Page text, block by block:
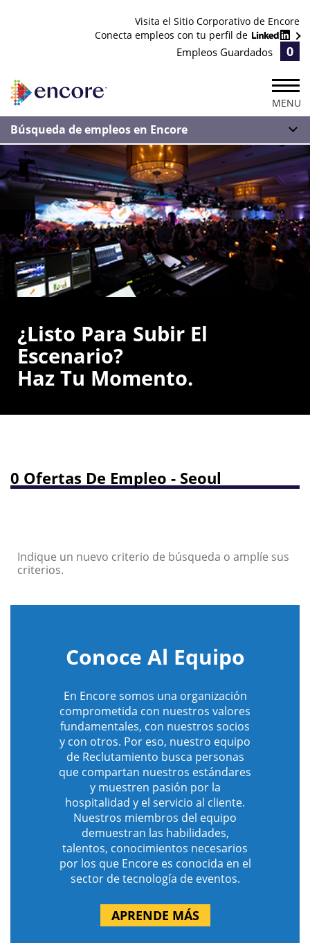
Visita el Sitio Corporativo de Encore
Conecta empleos con tu perfil de
Empleos Guardados 0
MENU
Búsqueda de empleos en Encore
¿Listo Para Subir El
Escenario?
Haz Tu Momento.
0 Ofertas De Empleo - Seoul
Indique un nuevo criterio de búsqueda o amplíe sus
criterios.
Conoce Al Equipo
En Encore somos una organización
comprometida con nuestros valores
fundamentales, con nuestros socios
y con otros. Por eso, nuestro equipo
de Reclutamiento busca personas
que compartan nuestros estándares
y muestren pasión por la
hospitalidad y el servicio al cliente.
Nuestros miembros del equipo
demuestran las habilidades,
talentos, conocimientos necesarios
por los que Encore es conocida en el
sector de tecnología de eventos.
APRENDE MÁS